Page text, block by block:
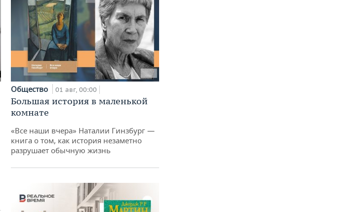
Общество 01 авг, 00:00
Большая история в маленькой
комнате
«Все наши вчера» Наталии Гинзбург —
книга о том, как история незаметно
разрушает обычную жизнь